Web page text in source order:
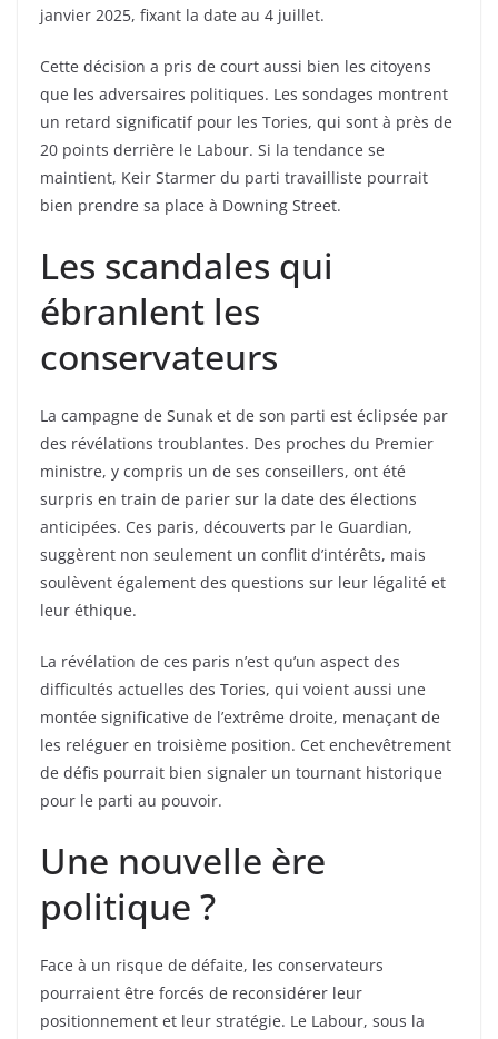
janvier 2025, fixant la date au 4 juillet.
Cette décision a pris de court aussi bien les citoyens
que les adversaires politiques. Les sondages montrent
un retard significatif pour les Tories, qui sont à près de
20 points derrière le Labour. Si la tendance se
maintient, Keir Starmer du parti travailliste pourrait
bien prendre sa place à Downing Street.
Les scandales qui
ébranlent les
conservateurs
La campagne de Sunak et de son parti est éclipsée par
des révélations troublantes. Des proches du Premier
ministre, y compris un de ses conseillers, ont été
surpris en train de parier sur la date des élections
anticipées. Ces paris, découverts par le Guardian,
suggèrent non seulement un conflit d’intérêts, mais
soulèvent également des questions sur leur légalité et
leur éthique.
La révélation de ces paris n’est qu’un aspect des
difficultés actuelles des Tories, qui voient aussi une
montée significative de l’extrême droite, menaçant de
les reléguer en troisième position. Cet enchevêtrement
de défis pourrait bien signaler un tournant historique
pour le parti au pouvoir.
Une nouvelle ère
politique ?
Face à un risque de défaite, les conservateurs
pourraient être forcés de reconsidérer leur
positionnement et leur stratégie. Le Labour, sous la